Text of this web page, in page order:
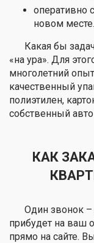
оперативно
новом месте.
Какая бы
«на ура». Для
многолетний
качественный
полиэтилен,
собственный
КАК
Один звонок –
прибудет на ваш
прямо на сайте.